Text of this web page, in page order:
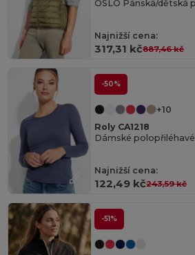
OSLO Pánská/dětská
Najnižší cena:
317,31 kč887,46 kč
-50%
+10
Roly CA1218
Najnižší cena:
122,49 kč243,59 kč
-51%